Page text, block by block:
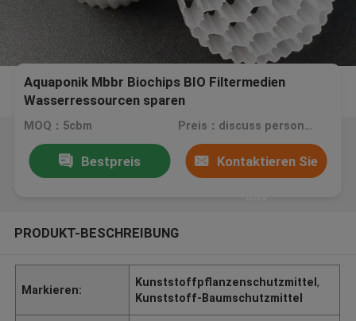
Aquaponik Mbbr Biochips BIO Filtermedien
Wasserressourcen sparen
MOQ：5cbm Preis：discuss personally
Bestpreis Kontaktieren Sie
PRODUKT-BESCHREIBUNG
Markieren:
Kunststoffpflanzenschutzmittel,
Kunststoff-Baumschutzmittel